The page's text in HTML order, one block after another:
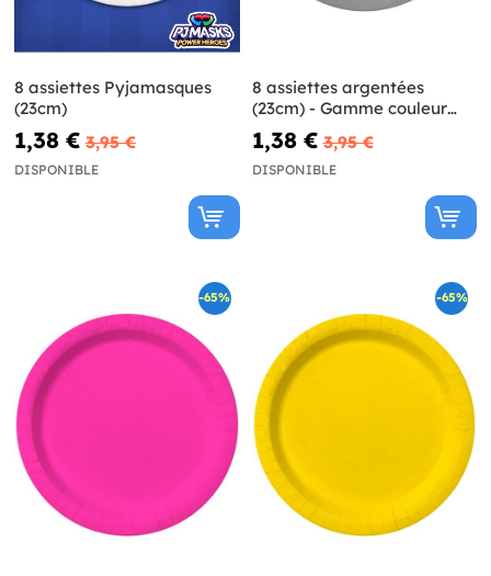
8 assiettes Pyjamasques
(23cm)
1,38 € 3,95 €
DISPONIBLE
8 assiettes argentées
(23cm) - Gamme couleur
unie
1,38 € 3,95 €
DISPONIBLE
-65% -65%